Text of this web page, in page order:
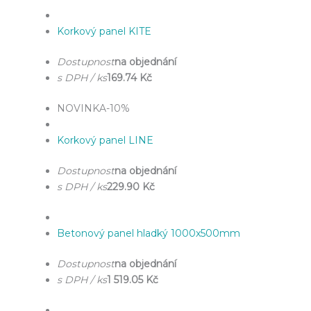
Korkový panel KITE
Dostupnostna objednání
s DPH / ks169.74 Kč
NOVINKA-10%
Korkový panel LINE
Dostupnostna objednání
s DPH / ks229.90 Kč
Betonový panel hladký 1000x500mm
Dostupnostna objednání
s DPH / ks1 519.05 Kč